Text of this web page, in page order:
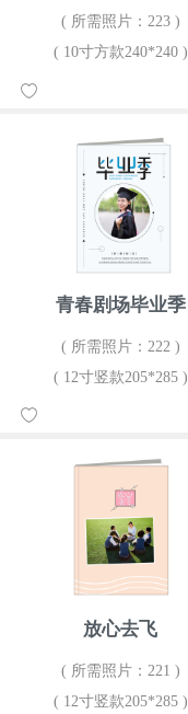
( 所需照片：223 )
( 10寸方款240*240 )
青春剧场毕业季
( 所需照片：222 )
( 12寸竖款205*285 )
放心去飞
( 所需照片：221 )
( 12寸竖款205*285 )